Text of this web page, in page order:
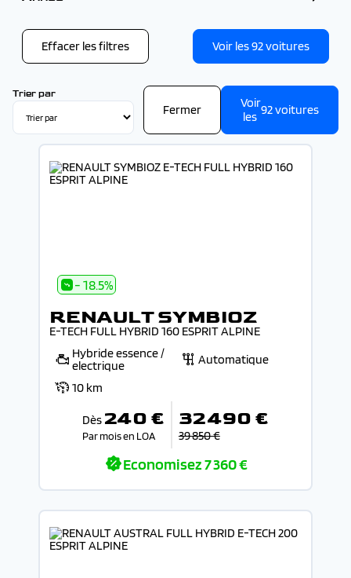
Bleu (25)
Noir (10)
Rouge (3)
Vert (2)
Effacer les filtres Voir les92voitures
Trier par
Fermer
Voir
les 92voitures
- 18.5%
RENAULT SYMBIOZ
E-TECH FULL HYBRID 160 ESPRIT ALPINE
Hybride essence /
electrique
Automatique
10 km
Dès 240 €
Par mois en LOA
32 490 €
39 850 €
Economisez7 360 €